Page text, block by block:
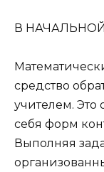
В
средство
учителем.
себя форм
Выполняя